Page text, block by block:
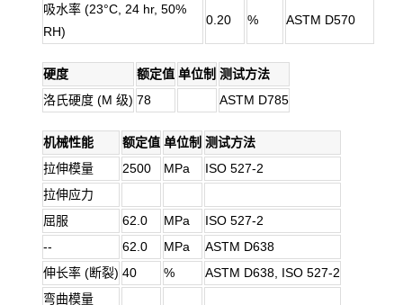
吸水率 (23°C, 24 hr, 50%
RH)
0.20 % ASTM D570
硬度 额定值 单位制 测试方法
洛氏硬度 (M 级) 78 ASTM D785
机械性能 额定值 单位制 测试方法
拉伸模量
2500 MPa
ISO 527-2
拉伸应力
屈服
62.0 MPa
ISO 527-2
--
62.0 MPa
ASTM D638
伸长率 (断裂) 40 %
ASTM D638, ISO 527-2
弯曲模量